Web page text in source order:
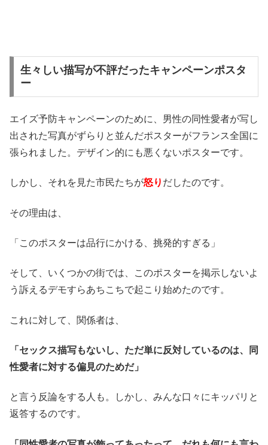
生々しい描写が不評だったキャンペーンポスタ
ー
エイズ予防キャンペーンのために、男性の同性愛者が写し
出された写真がずらりと並んだポスターがフランス全国に
張られました。デザイン的にも悪くないポスターです。
しかし、それを見た市民たちが怒り だしたのです。
その理由は、
「このポスターは品行にかける、挑発的すぎる」
そして、いくつかの街では、このポスターを掲示しないよ
う訴えるデモすらあちこちで起こり始めたのです。
これに対して、関係者は、
「セックス描写もないし、ただ単に反対しているのは、同
性愛者に対する偏見のためだ」
と言う反論をする人も。しかし、みんな口々にキッパリと
返答するのです。